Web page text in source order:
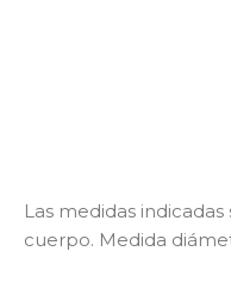
Las medidas
cuerpo. Medida